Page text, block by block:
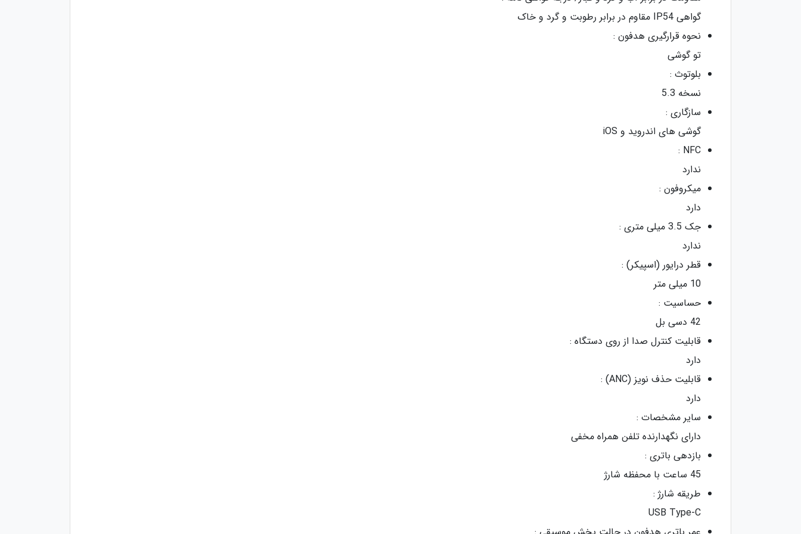
گواهی IP54 مقاوم در برابر رطوبت و گرد و خاک
نحوه قرارگیری هدفون :
تو گوشی
بلوتوث :
نسخه 5.3
سازگاری :
گوشی های اندروید و iOS
NFC :
ندارد
میکروفون :
دارد
جک 3.5 میلی‌ متری :
ندارد
قطر درایور (اسپیکر) :
10 میلی‌ متر
حساسیت :
42 دسی بل
قابلیت کنترل صدا از روی دستگاه :
دارد
قابلیت حذف نویز (ANC) :
دارد
سایر مشخصات :
دارای نگهدارنده تلفن همراه مخفی
بازدهی باتری :
45 ساعت با محفظه شارژ
طریقه شارژ :
USB Type-C